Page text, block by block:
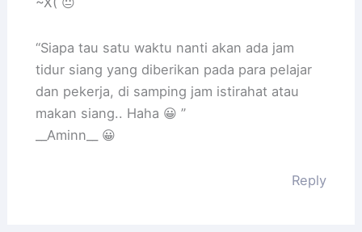
“Siapa tau satu waktu nanti akan ada jam
tidur siang yang diberikan pada para pelajar
dan pekerja, di samping jam istirahat atau
makan siang.. Haha 😀 ”
__Aminn__ 😀
Reply